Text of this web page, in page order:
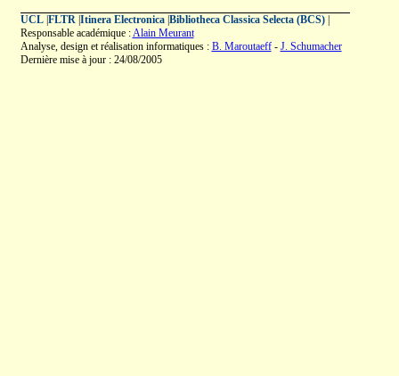
UCL| FLTR| Itinera Electronica| Bibliotheca Classica Selecta (BCS)|
Responsable académique :Alain Meurant
Analyse, design et réalisation informatiques : B. Maroutaeff- J. Schumacher
Dernière mise à jour : 24/08/2005